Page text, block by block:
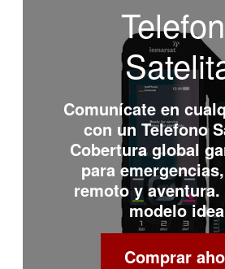
Comunícate en
con un Telefono
Cobertura global
para
remoto y aventura.
modelo
Comprar